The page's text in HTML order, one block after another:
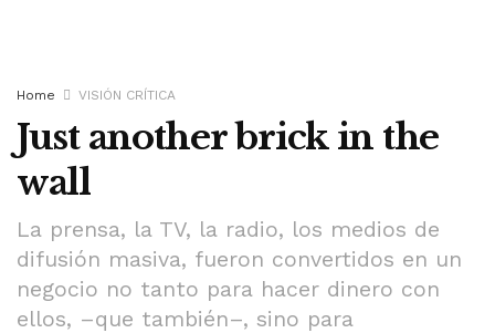
Home VISIÓN CRÍTICA
Just another brick in the
wall
La prensa, la TV, la radio, los medios de
difusión masiva, fueron convertidos en un
negocio no tanto para hacer dinero con
ellos, –que también–, sino para